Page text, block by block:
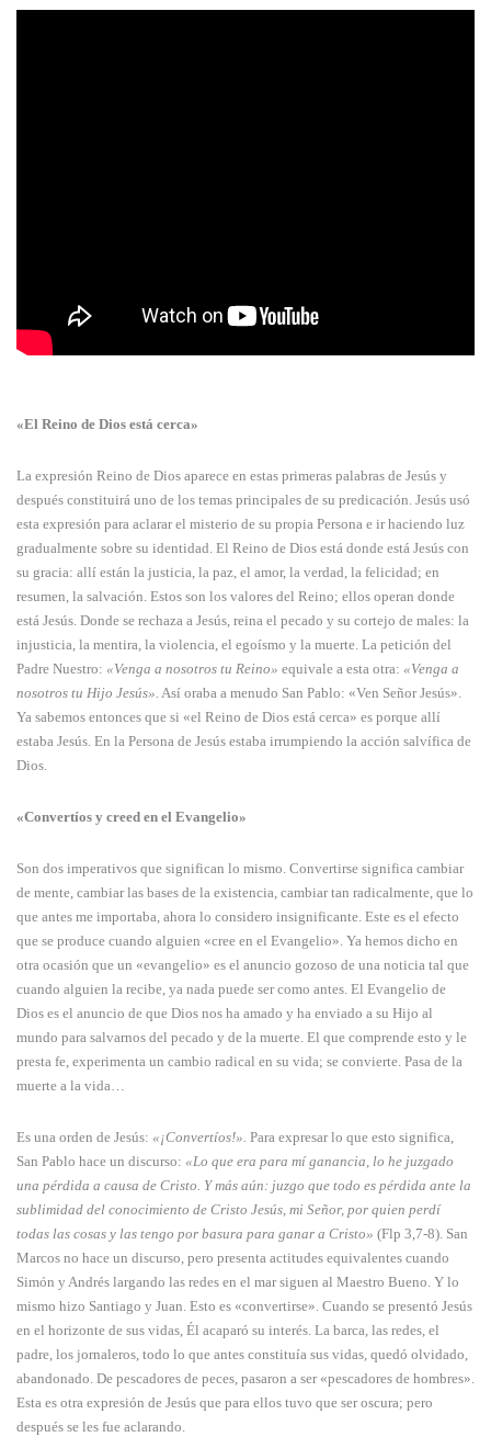
«El Reino de Dios está cerca»
La expresión Reino de Dios aparece en estas primeras palabras de Jesús y
después consti­tuirá uno de los temas principales de su predicación. Jesús usó
esta expresión para aclarar el misterio de su propia Persona e ir haciendo luz
gradualmente sobre su identidad. El Reino de Dios está donde está Jesús con
su gracia: allí están la justicia, la paz, el amor, la verdad, la felicidad; en
resumen, la salvación. Estos son los valo­res del Reino; ellos operan donde
está Jesús. Donde se rechaza a Jesús, reina el pecado y su cortejo de males: la
injusti­cia, la mentira, la violencia, el egoísmo y la muer­te. La petición del
Padre Nuestro: «Venga a nosotros tu Reino» equivale a esta otra: «Venga a
nosotros tu Hijo Jesús». Así oraba a menudo San Pablo: «Ven Señor Jesús».
Ya sabemos entonces que si «el Reino de Dios está cerca» es porque allí
estaba Jesús. En la Persona de Jesús estaba irrumpiendo la acción salvífica de
Dios.
«Convertíos y creed en el Evangelio»
Son dos imperati­vos que significan lo mismo. Convertirse significa cambiar
de mente, cambiar las bases de la existencia, cambiar tan radi­calmente, que lo
que antes me importaba, ahora lo consi­dero insignificante. Este es el efecto
que se produce cuando al­guien «cree en el Evangelio». Ya hemos dicho en
otra oca­sión que un «evangelio» es el anuncio gozoso de una noticia tal que
cuando alguien la recibe, ya nada puede ser como antes. El Evangelio de
Dios es el anuncio de que Dios nos ha amado y ha enviado a su Hijo al
mundo para salvarnos del pecado y de la muerte. El que comprende esto y le
presta fe, experi­menta un cambio radical en su vida; se convierte. Pasa de la
muerte a la vida…
Es una orden de Jesús: «¡Convertíos!». Para expresar lo que esto significa,
San Pablo hace un discurso: «Lo que era para mí ganancia, lo he juzgado
una pérdida a causa de Cristo. Y más aún: juzgo que todo es pérdida ante la
subli­midad del conocimiento de Cristo Jesús, mi Señor, por quien perdí
todas las cosas y las tengo por basura para ganar a Cristo» (Flp 3,7-8). San
Marcos no hace un discurso, pero pre­sen­ta actitudes equivalentes cuando
Simón y Andrés largan­do las redes en el mar siguen al Maestro Bueno. Y lo
mismo hizo Santiago y Juan. Esto es «convertirse». Cuando se presentó Jesús
en el horizonte de sus vidas, Él acaparó su interés. La barca, las redes, el
padre, los jornaleros, todo lo que antes constituía sus vidas, quedó olvidado,
abandonado. De pescadores de peces, pasaron a ser «pescadores de hombres».
Esta es otra expresión de Jesús que para ellos tuvo que ser oscura; pero
después se les fue aclarando.